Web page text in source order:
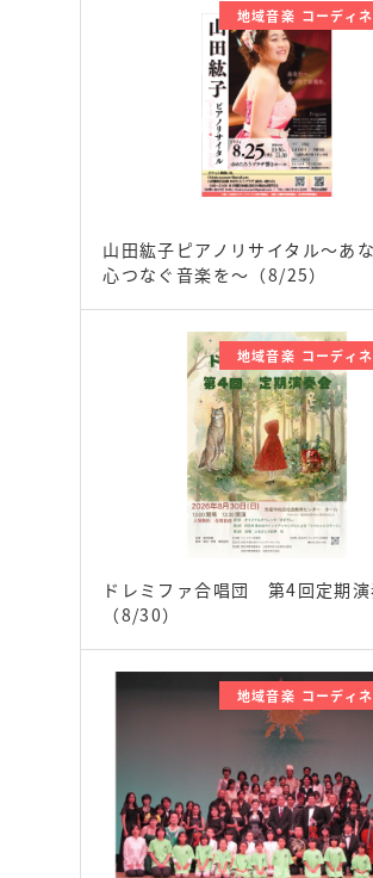
地域音楽 コーディ
山田紘子ピアノリサイタル～あな
心つなぐ音楽を～（8/25）
地域音楽 コーディ
ドレミファ合唱団 第4回定期
（8/30）
地域音楽 コーディ